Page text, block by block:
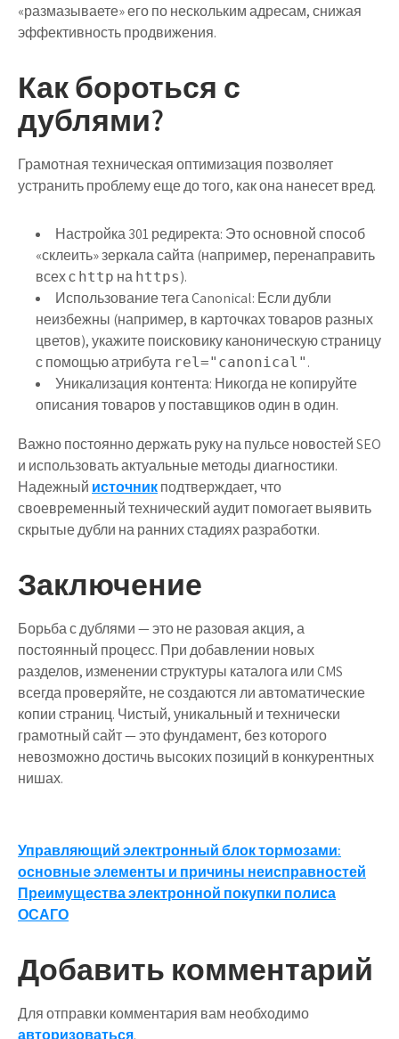
«размазываете» его по нескольким адресам, снижая
эффективность продвижения.
Как бороться с
дублями?
Грамотная техническая оптимизация позволяет
устранить проблему еще до того, как она нанесет вред.
Настройка 301 редиректа: Это основной способ
«склеить» зеркала сайта (например, перенаправить
всех с http на https).
Использование тега Canonical: Если дубли
неизбежны (например, в карточках товаров разных
цветов), укажите поисковику каноническую страницу
с помощью атрибута rel="canonical" .
Уникализация контента: Никогда не копируйте
описания товаров у поставщиков один в один.
Важно постоянно держать руку на пульсе новостей SEO
и использовать актуальные методы диагностики.
Надежный источникподтверждает, что
своевременный технический аудит помогает выявить
скрытые дубли на ранних стадиях разработки.
Заключение
Борьба с дублями — это не разовая акция, а
постоянный процесс. При добавлении новых
разделов, изменении структуры каталога или CMS
всегда проверяйте, не создаются ли автоматические
копии страниц. Чистый, уникальный и технически
грамотный сайт — это фундамент, без которого
невозможно достичь высоких позиций в конкурентных
нишах.
Навигация
по
записям
Управляющий электронный блок тормозами:
основные элементы и причины неисправностей
Преимущества электронной покупки полиса
ОСАГО
Добавить комментарий
Для отправки комментария вам необходимо
авторизоваться.